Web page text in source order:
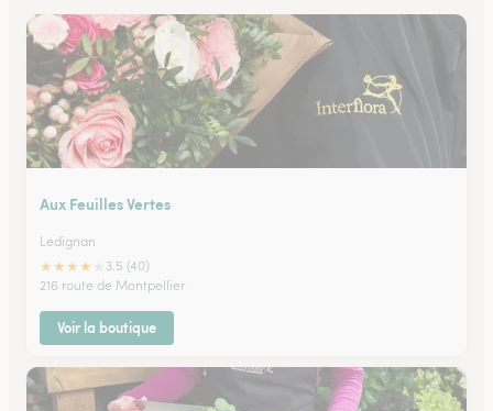
Aux Feuilles Vertes
Ledignan
★★★★
3.5 (40)
216 route de Montpellier
Voir la boutique